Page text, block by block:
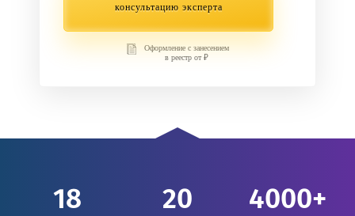
консультацию эксперта
Оформление с занесением
в реестр от ₽
18 20 4000+